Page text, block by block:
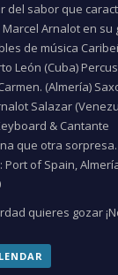
del sabor que
Arnalot en su
de música
León (Cuba)
(Almería)
Salazar
& Cantante
que otra
of Spain,
quieres gozar